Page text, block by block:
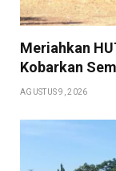
Meriahkan
Kobarkan
AGUSTUS 9, 2026